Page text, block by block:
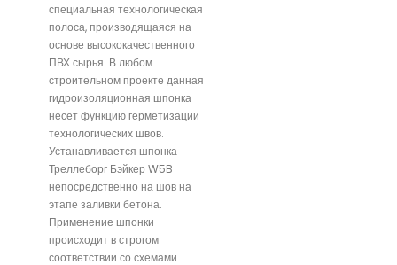
специальная технологическая
полоса, производящаяся на
основе высококачественного
ПВХ сырья. В любом
строительном проекте данная
гидроизоляционная шпонка
несет функцию герметизации
технологических швов.
Устанавливается шпонка
Треллеборг Бэйкер W5B
непосредственно на шов на
этапе заливки бетона.
Применение шпонки
происходит в строгом
соответствии со схемами